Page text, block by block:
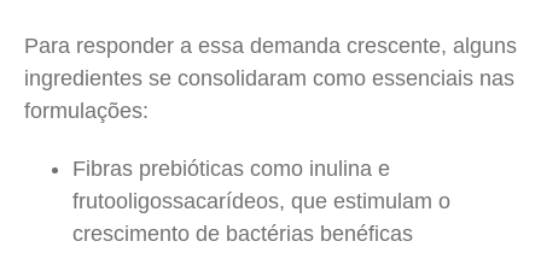
Para responder a essa demanda crescente, alguns
ingredientes se consolidaram como essenciais nas
formulações:
Fibras prebióticas como inulina e
frutooligossacarídeos, que estimulam o
crescimento de bactérias benéficas